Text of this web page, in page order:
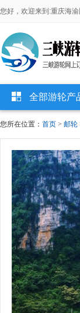
您好，欢迎来到:重庆海
全部游轮产
您所在位置： 首页 > 邮轮